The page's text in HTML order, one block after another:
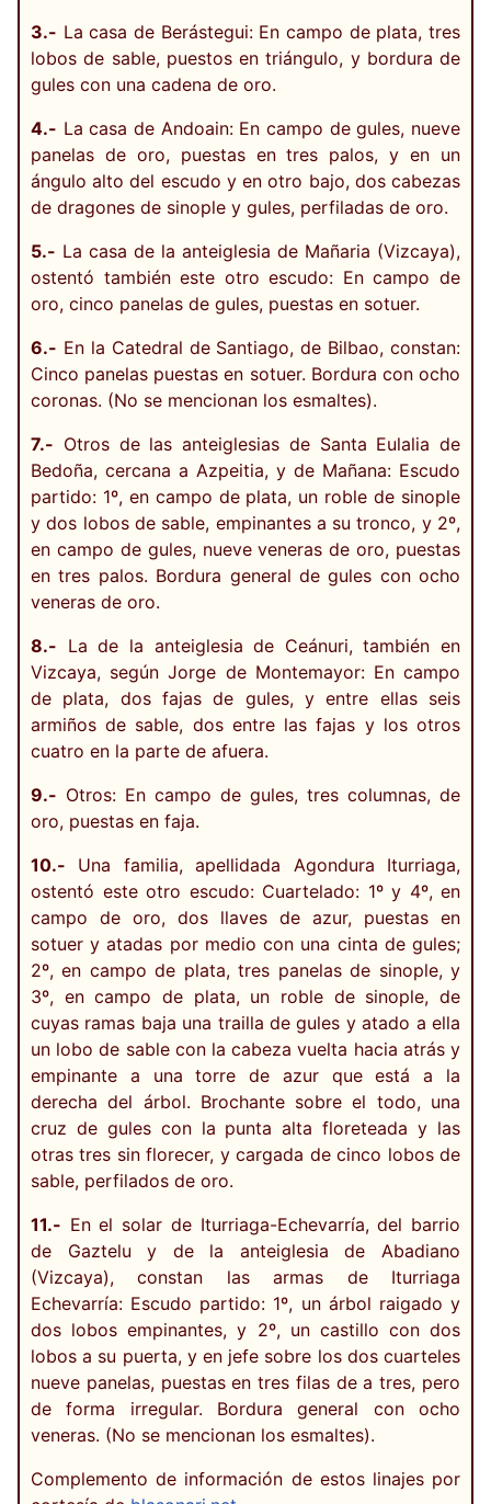
3.- La casa de Berástegui: En campo de plata, tres
lobos de sable, puestos en triángulo, y bordura de
gules con una cadena de oro.
4.- La casa de Andoain: En campo de gules, nueve
panelas de oro, puestas en tres palos, y en un
ángulo alto del escudo y en otro bajo, dos cabezas
de dragones de sinople y gules, perfiladas de oro.
5.- La casa de la anteiglesia de Mañaria (Vizcaya),
ostentó también este otro escudo: En campo de
oro, cinco panelas de gules, puestas en sotuer.
6.- En la Catedral de Santiago, de Bilbao, constan:
Cinco panelas puestas en sotuer. Bordura con ocho
coronas. (No se mencionan los esmaltes).
7.- Otros de las anteiglesias de Santa Eulalia de
Bedoña, cercana a Azpeitia, y de Mañana: Escudo
partido: 1º, en campo de plata, un roble de sinople
y dos lobos de sable, empinantes a su tronco, y 2º,
en campo de gules, nueve veneras de oro, puestas
en tres palos. Bordura general de gules con ocho
veneras de oro.
8.- La de la anteiglesia de Ceánuri, también en
Vizcaya, según Jorge de Montemayor: En campo
de plata, dos fajas de gules, y entre ellas seis
armiños de sable, dos entre las fajas y los otros
cuatro en la parte de afuera.
9.- Otros: En campo de gules, tres columnas, de
oro, puestas en faja.
10.- Una familia, apellidada Agondura Iturriaga,
ostentó este otro escudo: Cuartelado: 1º y 4º, en
campo de oro, dos llaves de azur, puestas en
sotuer y atadas por medio con una cinta de gules;
2º, en campo de plata, tres panelas de sinople, y
3º, en campo de plata, un roble de sinople, de
cuyas ramas baja una trailla de gules y atado a ella
un lobo de sable con la cabeza vuelta hacia atrás y
empinante a una torre de azur que está a la
derecha del árbol. Brochante sobre el todo, una
cruz de gules con la punta alta floreteada y las
otras tres sin florecer, y cargada de cinco lobos de
sable, perfilados de oro.
11.- En el solar de Iturriaga-Echevarría, del barrio
de Gaztelu y de la anteiglesia de Abadiano
(Vizcaya), constan las armas de Iturriaga
Echevarría: Escudo partido: 1º, un árbol raigado y
dos lobos empinantes, y 2º, un castillo con dos
lobos a su puerta, y en jefe sobre los dos cuarteles
nueve panelas, puestas en tres filas de a tres, pero
de forma irregular. Bordura general con ocho
veneras. (No se mencionan los esmaltes).
Complemento de información de estos linajes por